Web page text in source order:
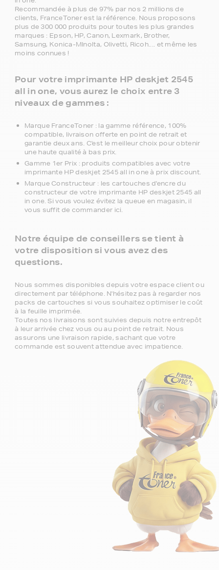
Recommandée à plus de 97% par nos 2 millions de
clients, FranceToner est la référence. Nous proposons
plus de 300 000 produits pour toutes les plus grandes
marques : Epson, HP, Canon, Lexmark, Brother,
Samsung, Konica-MInolta, Olivetti, Ricoh.... et même les
moins connues !
Pour votre imprimante HP deskjet 2545
all in one, vous aurez le choix entre 3
niveaux de gammes :
Marque FranceToner : la gamme référence, 100%
compatible, livraison offerte en point de retrait et
garantie deux ans. C'est le meilleur choix pour obtenir
une haute qualité à bas prix.
Gamme 1er Prix : produits compatibles avec votre
imprimante HP deskjet 2545 all in one à prix discount.
Marque Constructeur : les cartouches d'encre du
constructeur de votre imprimante HP deskjet 2545 all
in one. Si vous voulez évitez la queue en magasin, il
vous suffit de commander ici.
Notre équipe de conseillers se tient à
votre disposition si vous avez des
questions.
Nous sommes disponibles depuis votre espace client ou
directement par téléphone. N'hésitez pas à regarder nos
packs de cartouches si vous souhaitez optimiser le coût
à la feuille imprimée.
Toutes nos livraisons sont suivies depuis notre entrepôt
à leur arrivée chez vous ou au point de retrait. Nous
assurons une livraison rapide, sachant que votre
commande est souvent attendue avec impatience.